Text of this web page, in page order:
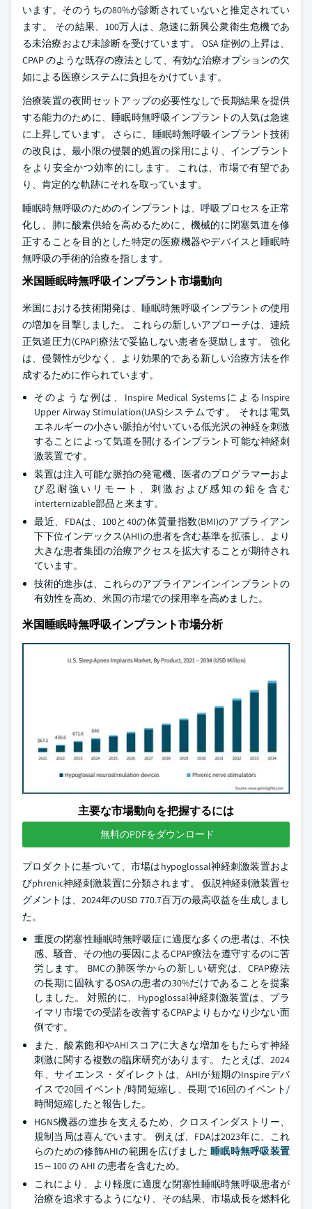
います。そのうちの80%が診断されていないと推定されてい
ます。 その結果、100万人は、急速に新興公衆衛生危機であ
る未治療および未診断を受けています。 OSA 症例の上昇は、
CPAP のような既存の療法として、有効な治療オプションの欠
如による医療システムに負担をかけています。
治療装置の夜間セットアップの必要性なしで長期結果を提供
する能力のために、睡眠時無呼吸インプラントの人気は急速
に上昇しています。 さらに、睡眠時無呼吸インプラント技術
の改良は、最小限の侵襲的処置の採用により、インプラント
をより安全かつ効率的にします。 これは、市場で有望であ
り、肯定的な軌跡にそれを取っています。
睡眠時無呼吸のためのインプラントは、呼吸プロセスを正常
化し、肺に酸素供給を高めるために、機械的に閉塞気道を修
正することを目的とした特定の医療機器やデバイスと睡眠時
無呼吸の手術的治療を指します。
米国睡眠時無呼吸インプラント市場動向
米国における技術開発は、睡眠時無呼吸インプラントの使用
の増加を目撃しました。 これらの新しいアプローチは、連続
正気道圧力(CPAP)療法で妥協しない患者を奨励します。 強化
は、侵襲性が少なく、より効果的である新しい治療方法を作
成するために作られています。
そのような例は、Inspire Medical SystemsによるInspire
Upper Airway Stimulation(UAS)システムです。 それは電気
エネルギーの小さい脈拍が付いている低光沢の神経を刺激
することによって気道を開けるインプラント可能な神経刺
激装置です。
装置は注入可能な脈拍の発電機、医者のプログラマーおよ
び忍耐強いリモート、刺激および感知の鉛を含む
interternizable部品と来ます。
最近、FDAは、100と40の体質量指数(BMI)のアプライアン
下下位インデックス(AHI)の患者を含む基準を拡張し、より
大きな患者集団の治療アクセスを拡大することが期待され
ています。
技術的進歩は、これらのアプライアンインインプラントの
有効性を高め、米国の市場での採用率を高めました。
米国睡眠時無呼吸インプラント市場分析
主要な市場動向を把握するには
無料のPDFをダウンロード
プロダクトに基づいて、市場はhypoglossal神経刺激装置およ
びphrenic神経刺激装置に分類されます。 仮説神経刺激装置セ
グメントは、2024年のUSD 770.7百万の最高収益を生成しまし
た。
重度の閉塞性睡眠時無呼吸症に適度な多くの患者は、不快
感、騒音、その他の要因によるCPAP療法を遵守するのに苦
労します。 BMCの肺医学からの新しい研究は、CPAP療法
の長期に固執するOSAの患者の30%だけであることを提案
しました。 対照的に、Hypoglossal神経刺激装置は、プラ
イマリ市場での受諾を改善するCPAPよりもかなり少ない面
倒です。
また、酸素飽和やAHIスコアに大きな増加をもたらす神経
刺激に関する複数の臨床研究があります。 たとえば、2024
年、サイエンス・ダイレクトは、AHIが短期のInspireデバ
イスで20回イベント/時間短縮し、長期で16回のイベント/
時間短縮したと報告した。
HGNS機器の進歩を支えるため、クロスインダストリー、
規制当局は喜んでいます。 例えば、FDAは2023年に、これ
らのための修飾AHIの範囲を広げました睡眠時無呼吸装置
15～100 の AHI の患者を含むため。
これにより、より軽度に適度な閉塞性睡眠時無呼吸患者が
治療を追求するようになり、その結果、市場成長を燃料化